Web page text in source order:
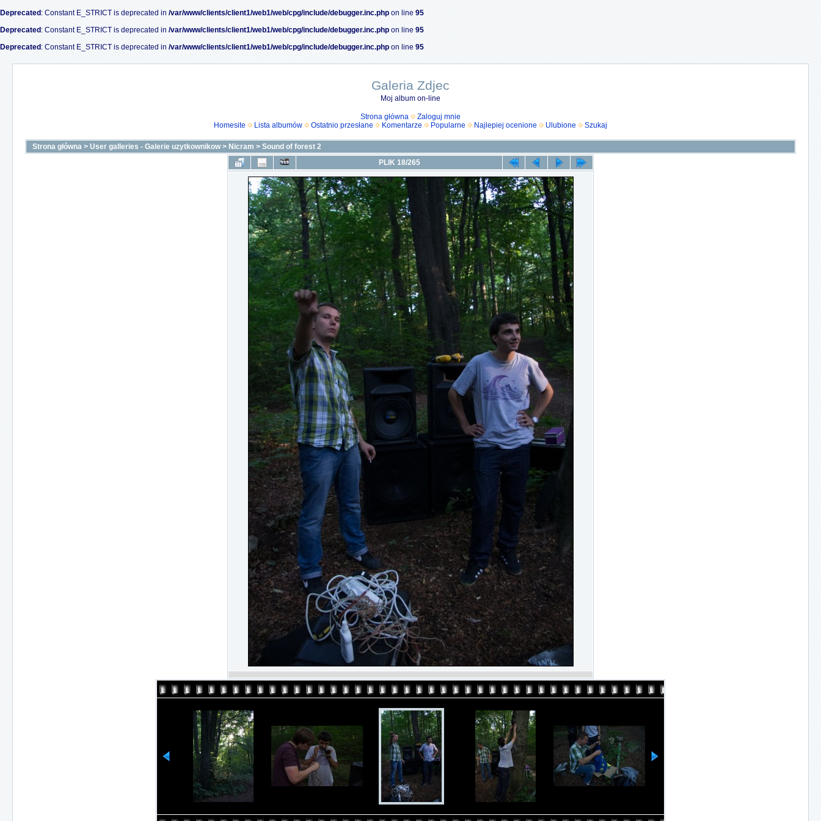
Deprecated : Constant E_STRICT is deprecated in /var/www/clients/client1/web1/web/cpg/include/debugger.inc.php on line 95
Deprecated : Constant E_STRICT is deprecated in /var/www/clients/client1/web1/web/cpg/include/debugger.inc.php on line 95
Deprecated : Constant E_STRICT is deprecated in /var/www/clients/client1/web1/web/cpg/include/debugger.inc.php on line 95
Galeria Zdjec
Moj album on-line
Strona główna
Zaloguj mnie
Homesite
Lista albumów Ostatnio przesłane Komentarze Popularne Najlepiej ocenione Ulubione Szukaj
Strona główna > User galleries - Galerie uzytkownikow> Nicram > Sound of forest 2
PLIK 18/265